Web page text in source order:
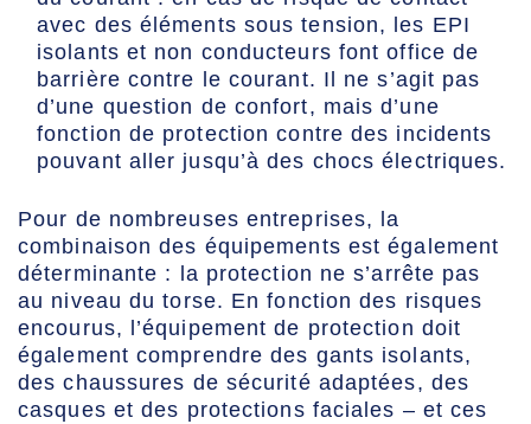
avec des éléments sous tension, les EPI
isolants et non conducteurs font office de
barrière contre le courant. Il ne s’agit pas
d’une question de confort, mais d’une
fonction de protection contre des incidents
pouvant aller jusqu’à des chocs électriques.
Pour de nombreuses entreprises, la
combinaison des équipements est également
déterminante : la protection ne s’arrête pas
au niveau du torse. En fonction des risques
encourus, l’équipement de protection doit
également comprendre des gants isolants,
des chaussures de sécurité adaptées, des
casques et des protections faciales – et ces